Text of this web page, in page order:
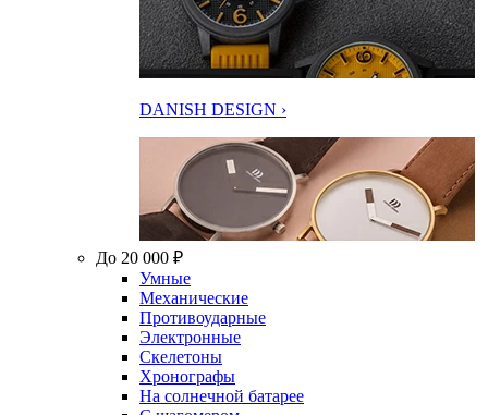
DANISH DESIGN ›
До 20 000 ₽
Умные
Механические
Противоударные
Электронные
Скелетоны
Хронографы
На солнечной батарее